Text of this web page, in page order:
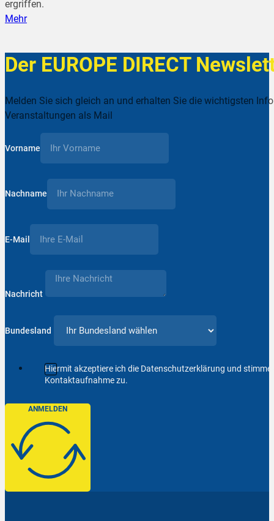
ergriffen.
Mehr
Der EUROPE DIRECT
Melden Sie sich gleich an und erhalten Sie die wichtigsten
Veranstaltungen als Mail
Vorname
Nachname
E-Mail
Nachricht
Bundesland
Hiermit akzeptiere ich die Datenschutzerklärung und
Kontaktaufnahme zu.
ANMELDEN